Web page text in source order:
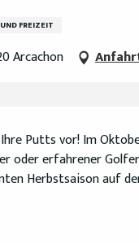
FREIZEIT
Arcachon
Putts vor! Im
oder erfahrener
Herbstsaison auf